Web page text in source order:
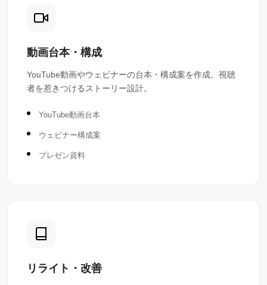
動画台本・構成
YouTube動画やウェビナーの台本・構成案を作成。視聴
者を惹きつけるストーリー設計。
YouTube動画台本
ウェビナー構成案
プレゼン資料
リライト・改善